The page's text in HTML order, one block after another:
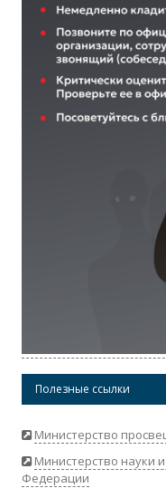
Полезные ссылки
Министерство
Министерство науки
Федерации